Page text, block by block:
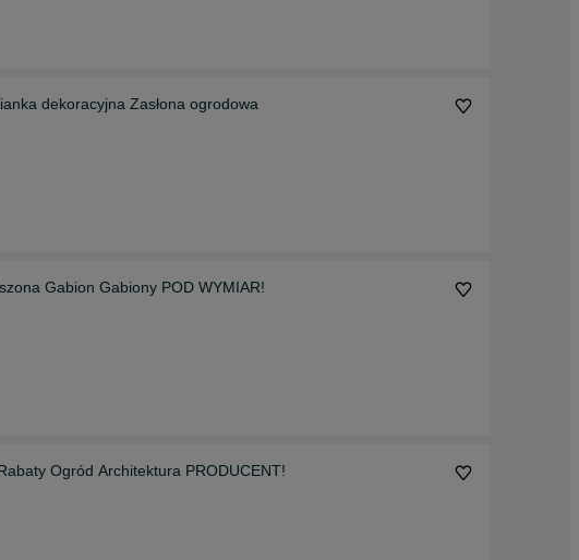
dekoracyjna Zasłona ogrodowa
Gabion Gabiony POD WYMIAR!
Ogród Architektura PRODUCENT!